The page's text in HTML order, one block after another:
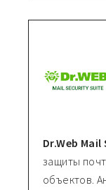
Dr.Web
защиты
объектов.